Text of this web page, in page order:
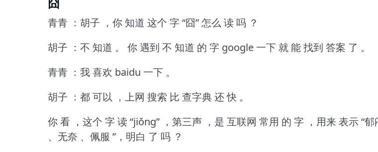
青青 ：胡子 ，你 知道 这个 字 “囧” 怎么 读 吗 ？
胡子 ：不 知道 。
你 遇到 不 知道 的 字 google 一下 就 能 找到 答案 了 。
青青 ：我 喜欢 baidu 一下 。
胡子 ：都 可以 ，上网 搜索 比 查字典 还 快 。
你 看 ，这个 字 读 “jiǒng” ，第三声 ，是 互联网 常用 的 字 ，用来 表示 “
、无奈 、佩服 ”，明白 了 吗 ？